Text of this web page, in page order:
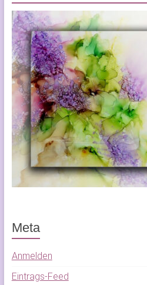
Meta
Anmelden
Eintrags-Feed